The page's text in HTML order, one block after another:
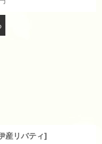
産リバティ]